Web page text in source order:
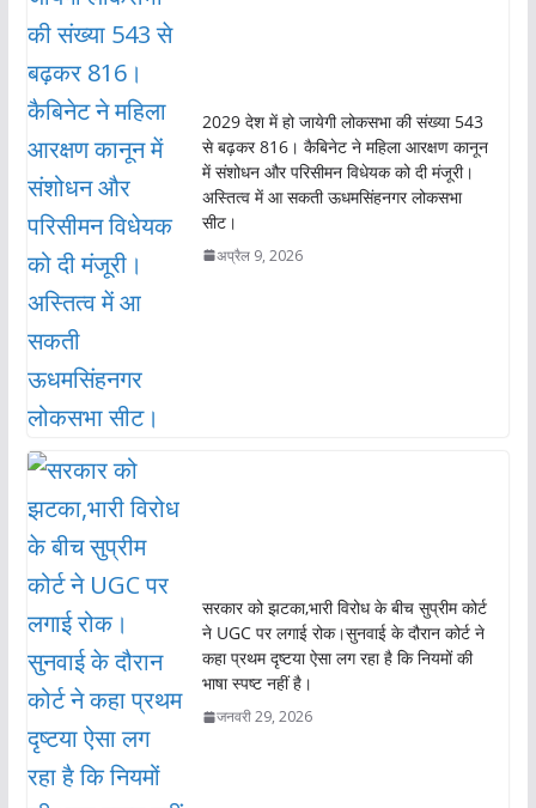
2029 देश में हो जायेगी लोकसभा की संख्या 543
से बढ़कर 816। कैबिनेट ने महिला आरक्षण कानून
में संशोधन और परिसीमन विधेयक को दी मंजूरी।
अस्तित्व में आ सकती ऊधमसिंहनगर लोकसभा
सीट।
अप्रैल 9, 2026
सरकार को झटका,भारी विरोध के बीच सुप्रीम कोर्ट
ने UGC पर लगाई रोक।सुनवाई के दौरान कोर्ट ने
कहा प्रथम दृष्टया ऐसा लग रहा है कि नियमों की
भाषा स्पष्ट नहीं है।
जनवरी 29, 2026